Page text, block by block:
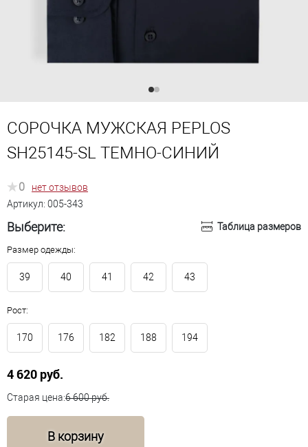
СОРОЧКА МУЖСКАЯ PEPLOS
SH25145-SL ТЕМНО-СИНИЙ
0
нет отзывов
Артикул: 005-343
Выберите: Таблица размеров
Размер одежды:
39 40 41 42 43
Рост:
170 176 182 188 194
4 620 руб.
Старая цена:6 600 руб.
В корзину